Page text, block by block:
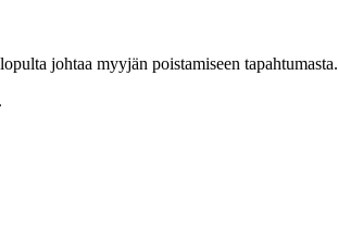
johtaa myyjän poistamiseen tapahtumasta.